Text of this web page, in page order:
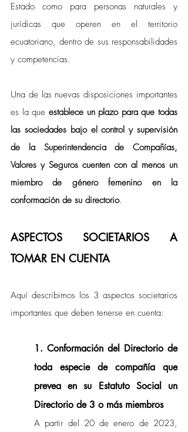
Estado como para personas naturales y
jurídicas que operen en el territorio
ecuatoriano, dentro de sus responsabilidades
y competencias.
Una de las nuevas disposiciones importantes
es la que establece un plazo para que todas
las sociedades bajo el control y supervisión
de la Superintendencia de Compañías,
Valores y Seguros cuenten con al menos un
miembro de género femenino en la
conformación de su directorio.
ASPECTOS SOCIETARIOS A
TOMAR EN CUENTA
Aquí describimos los 3 aspectos societarios
importantes que deben tenerse en cuenta:
1. Conformación del Directorio de
toda especie de compañía que
prevea en su Estatuto Social un
Directorio de 3 o más miembros
A partir del 20 de enero de 2023,